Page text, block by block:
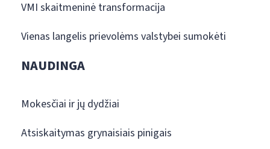
VMI skaitmeninė transformacija
Vienas langelis prievolėms valstybei sumokėti
NAUDINGA
Mokesčiai ir jų dydžiai
Atsiskaitymas grynaisiais pinigais